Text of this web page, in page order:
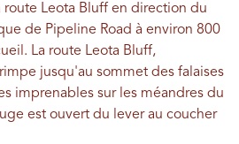
Leota Bluff en direction du
de Pipeline Road à environ 800
La route Leota Bluff,
jusqu'au sommet des falaises
imprenables sur les méandres du
est ouvert du lever au coucher